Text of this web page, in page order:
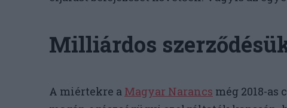
Milliárdos
A miértekre a Magyar Narancs még 2018-